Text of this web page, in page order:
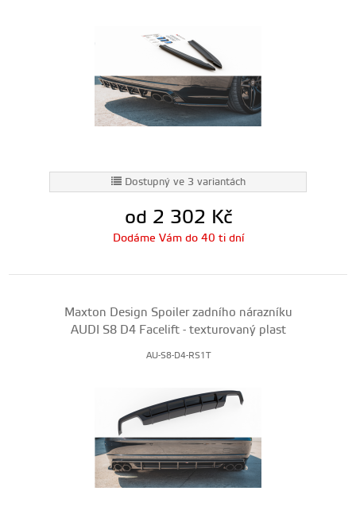
Dostupný ve 3 variantách
od 2 302 Kč
Dodáme Vám do 40 ti dní
Maxton Design Spoiler zadního nárazníku
AUDI S8 D4 Facelift - texturovaný plast
AU-S8-D4-RS1T